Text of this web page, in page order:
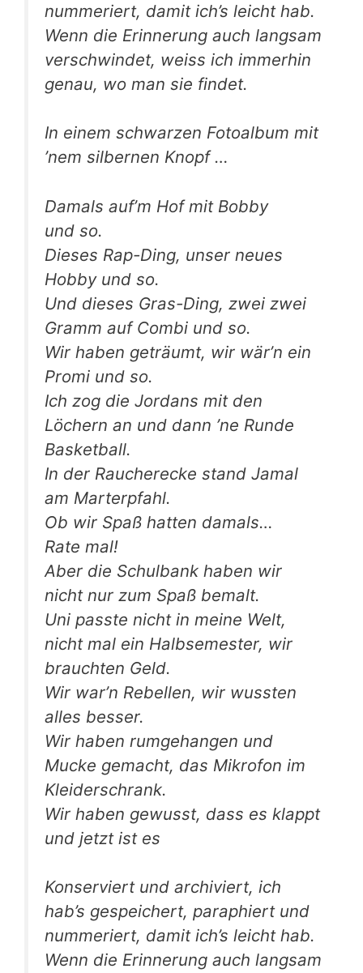
num­me­riert, damit ich’s leicht hab.
Wenn die Erin­ne­rung auch lang­sam
ver­schwin­det, weiss ich immer­hin
genau, wo man sie findet.
In einem schwar­zen Foto­al­bum mit
’nem sil­ber­nen Knopf …
Damals auf­’m Hof mit Bob­by
und so.
Die­ses Rap-Ding, unser neu­es
Hob­by und so.
Und die­ses Gras-Ding, zwei zwei
Gramm auf Com­bi und so.
Wir haben geträumt, wir wär’n ein
Pro­mi und so.
Ich zog die Jor­dans mit den
Löchern an und dann ’ne Run­de
Basketball.
In der Rau­cher­ecke stand Jamal
am Marterpfahl.
Ob wir Spaß hat­ten damals…
Rate mal!
Aber die Schul­bank haben wir
nicht nur zum Spaß bemalt.
Uni pass­te nicht in mei­ne Welt,
nicht mal ein Halb­se­mes­ter, wir
brauch­ten Geld.
Wir war’n Rebel­len, wir wuss­ten
alles besser.
Wir haben rum­ge­han­gen und
Mucke gemacht, das Mikro­fon im
Kleiderschrank.
Wir haben gewusst, dass es klappt
und jetzt ist es
Kon­ser­viert und archi­viert, ich
hab’s gespei­chert, para­phiert und
num­me­riert, damit ich’s leicht hab.
Wenn die Erin­ne­rung auch lang­sam